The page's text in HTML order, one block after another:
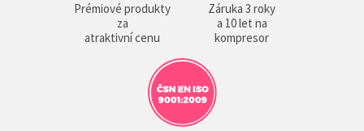
Prémiové produkty
za
atraktivní cenu
Záruka 3 roky
a 10 let na
kompresor